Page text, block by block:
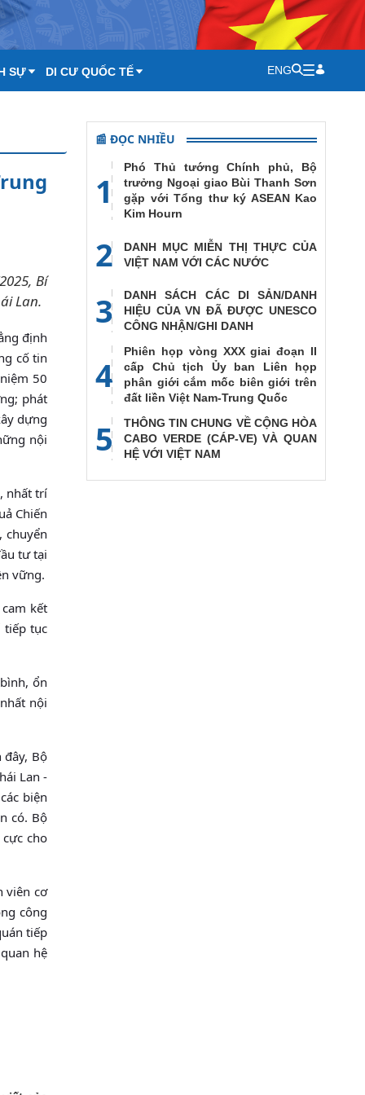
SỰ DI CƯ QUỐC TẾ ENG
Bí
Lan.
định
cố tin
50
phát
dựng
nội
nhất trí
Chiến
chuyển
tư tại
vững.
kết
tiếp tục
ổn
nội
đây, Bộ
Lan -
biện
có. Bộ
cho
viên cơ
công
tiếp
hệ
📰 ĐỌC NHIỀU
1
Phó Thủ tướng Chính phủ, Bộ
trưởng Ngoại giao Bùi Thanh Sơn
gặp với Tổng thư ký ASEAN Kao
Kim Hourn
2
DANH MỤC MIỄN THỊ THỰC CỦA
VIỆT NAM VỚI CÁC NƯỚC
3
DANH SÁCH CÁC DI SẢN/DANH
HIỆU CỦA VN ĐÃ ĐƯỢC UNESCO
CÔNG NHẬN/GHI DANH
4
Phiên họp vòng XXX giai đoạn II
cấp Chủ tịch Ủy ban Liên họp
phân giới cắm mốc biên giới trên
đất liền Việt Nam-Trung Quốc
5
THÔNG TIN CHUNG VỀ CỘNG HÒA
CABO VERDE (CÁP-VE) VÀ QUAN
HỆ VỚI VIỆT NAM